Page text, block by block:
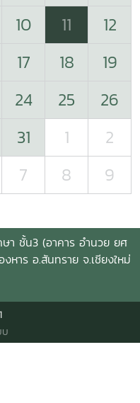
10 11
12
17 18
19
24 25
26
31 1
2
7 8 9
า ชั้น3 (อาคาร อำนวย ยศ
หาร อ.สันทราย จ.เชียงใหม่